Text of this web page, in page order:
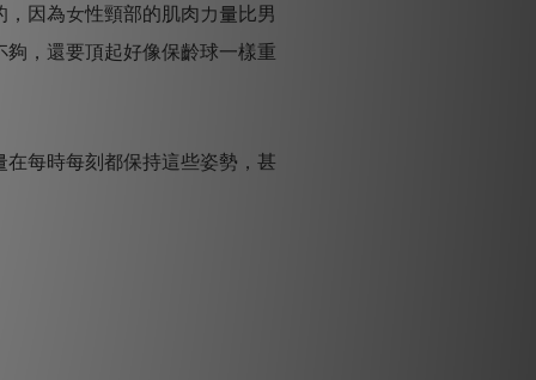
因為女性頸部的肌肉力量比男
，還要頂起好像保齡球一樣重
每時每刻都保持這些姿勢，甚